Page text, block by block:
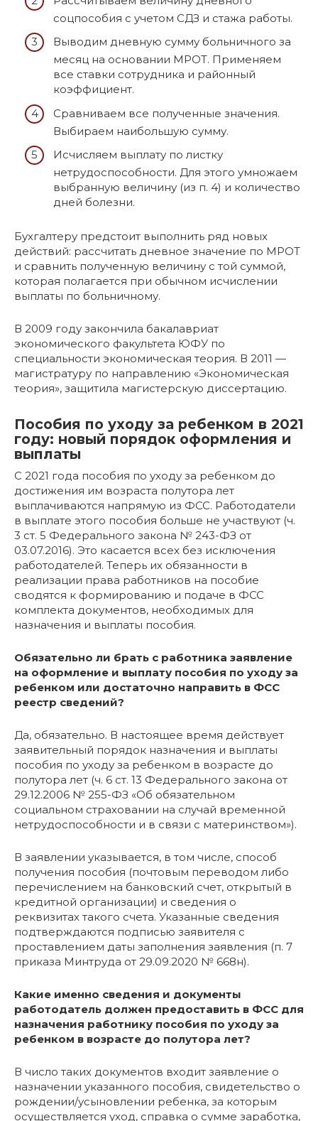
соцпособия с учетом СДЗ и стажа работы.
Выводим дневную сумму больничного за
месяц на основании МРОТ. Применяем
все ставки сотрудника и районный
коэффициент.
Сравниваем все полученные значения.
Выбираем наибольшую сумму.
Исчисляем выплату по листку
нетрудоспособности. Для этого умножаем
выбранную величину (из п. 4) и количество
дней болезни.
Бухгалтеру предстоит выполнить ряд новых
действий: рассчитать дневное значение по МРОТ
и сравнить полученную величину с той суммой,
которая полагается при обычном исчислении
выплаты по больничному.
В 2009 году закончила бакалавриат
экономического факультета ЮФУ по
специальности экономическая теория. В 2011 —
магистратуру по направлению «Экономическая
теория», защитила магистерскую диссертацию.
Пособия по уходу за ребенком в 2021
году: новый порядок оформления и
выплаты
С 2021 года пособия по уходу за ребенком до
достижения им возраста полутора лет
выплачиваются напрямую из ФСС. Работодатели
в выплате этого пособия больше не участвуют (ч.
3 ст. 5 Федерального закона № 243-ФЗ от
03.07.2016). Это касается всех без исключения
работодателей. Теперь их обязанности в
реализации права работников на пособие
сводятся к формированию и подаче в ФСС
комплекта документов, необходимых для
назначения и выплаты пособия.
Обязательно ли брать с работника заявление
на оформление и выплату пособия по уходу за
ребенком или достаточно направить в ФСС
реестр сведений?
Да, обязательно. В настоящее время действует
заявительный порядок назначения и выплаты
пособия по уходу за ребенком в возрасте до
полутора лет (ч. 6 ст. 13 Федерального закона от
29.12.2006 № 255-ФЗ «Об обязательном
социальном страховании на случай временной
нетрудоспособности и в связи с материнством»).
В заявлении указывается, в том числе, способ
получения пособия (почтовым переводом либо
перечислением на банковский счет, открытый в
кредитной организации) и сведения о
реквизитах такого счета. Указанные сведения
подтверждаются подписью заявителя с
проставлением даты заполнения заявления (п. 7
приказа Минтруда от 29.09.2020 № 668н).
Какие именно сведения и документы
работодатель должен предоставить в ФСС для
назначения работнику пособия по уходу за
ребенком в возрасте до полутора лет?
В число таких документов входит заявление о
назначении указанного пособия, свидетельство о
рождении/усыновлении ребенка, за которым
осуществляется уход, справка о сумме заработка,